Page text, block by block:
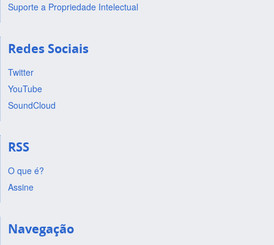
Suporte a Propriedade Intelectual
Redes Sociais
Twitter
YouTube
SoundCloud
RSS
O que é?
Assine
Navegação